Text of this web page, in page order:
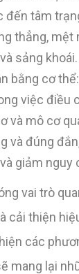
đến tâm
thẳng, mệt
sảng khoái.
bằng cơ
việc điều
và mô cơ
và đúng
giảm nguy
vai trò
cải thiện
các
mang lại